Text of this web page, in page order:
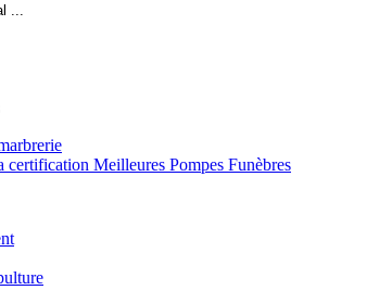
certification Meilleures Pompes Funèbres